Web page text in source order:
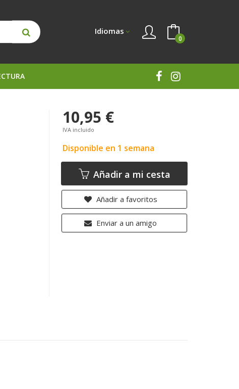
Idiomas
0
10,95 €
IVA incluido
Disponible en 1 semana
Añadir a mi cesta
Añadir a favoritos
Enviar a un amigo